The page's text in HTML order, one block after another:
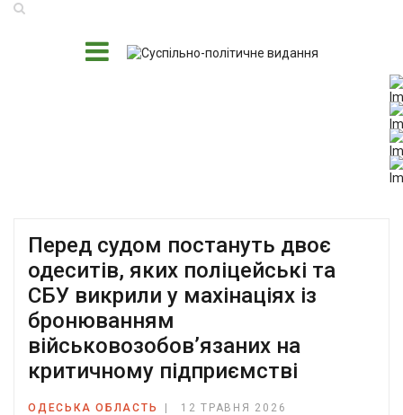
Перед судом постануть двоє
одеситів, яких поліцейські та
СБУ викрили у махінаціях із
бронюванням
військовозобов’язаних на
критичному підприємстві
ОДЕСЬКА ОБЛАСТЬ 12 ТРАВНЯ 2026